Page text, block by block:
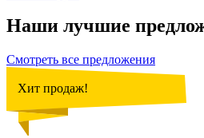
Наши лучшие
Смотреть все предложения
Хит продаж!